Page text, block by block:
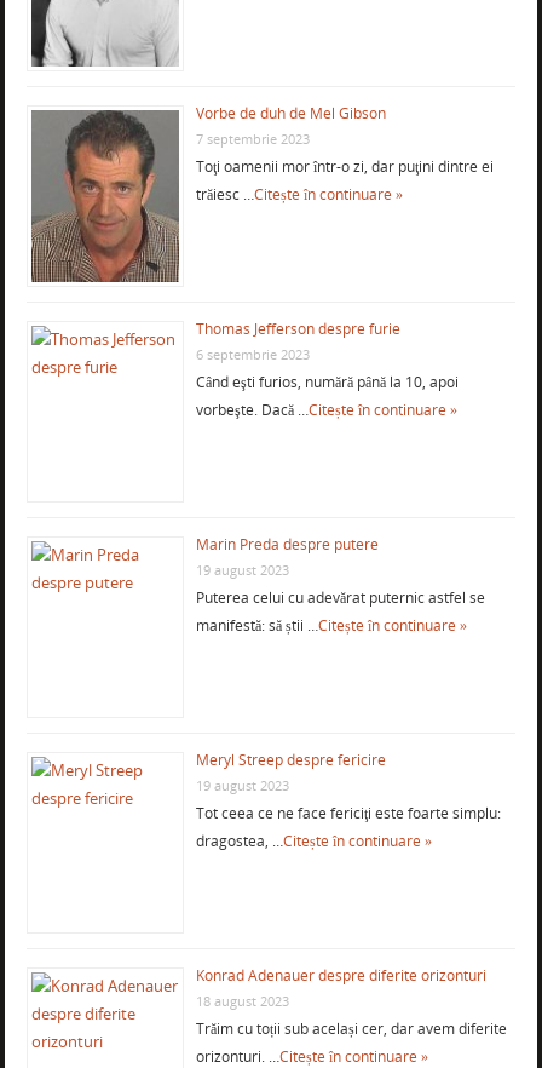
Vorbe de duh de Mel Gibson
7 septembrie 2023
Toţi oamenii mor într-o zi, dar puţini dintre ei
trăiesc …Citește în continuare »
Thomas Jefferson despre furie
6 septembrie 2023
Când eşti furios, numără până la 10, apoi
vorbeşte. Dacă …Citește în continuare »
Marin Preda despre putere
19 august 2023
Puterea celui cu adevărat puternic astfel se
manifestă: să știi …Citește în continuare »
Meryl Streep despre fericire
19 august 2023
Tot ceea ce ne face fericiţi este foarte simplu:
dragostea, …Citește în continuare »
Konrad Adenauer despre diferite orizonturi
18 august 2023
Trăim cu toții sub același cer, dar avem diferite
orizonturi. …Citește în continuare »